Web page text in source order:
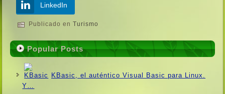
LinkedIn
Publicado en Turismo
Popular Posts
KBasic, el auténtico Visual Basic para Linux.
Y…